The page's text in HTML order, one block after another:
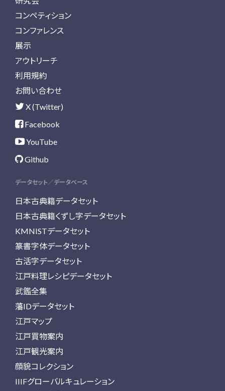
コンペティション
コンファレンス
展示
アウトリーチ
利用規約
お問い合わせ
X (Twitter)
Facebook
YouTube
Github
データセット／データベース
日本古典籍データセット
日本古典籍くずし字データセット
KMNISTデータセット
篆書字体データセット
古活字データセット
江戸料理レシピデータセット
武鑑全集
藩IDデータセット
江戸マップ
江戸買物案内
江戸観光案内
顔貌コレクション
IIIFグローバルキュレーション